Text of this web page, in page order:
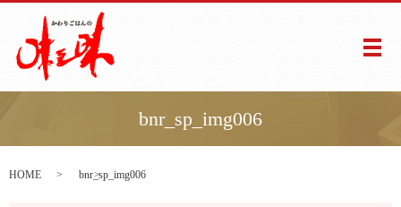
メ
bnr_sp_img006
HOME bnr_sp_img006